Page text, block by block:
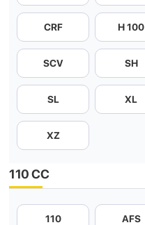
CRF H 100
SCV SH
SL XL
XZ
110 CC
110 AFS